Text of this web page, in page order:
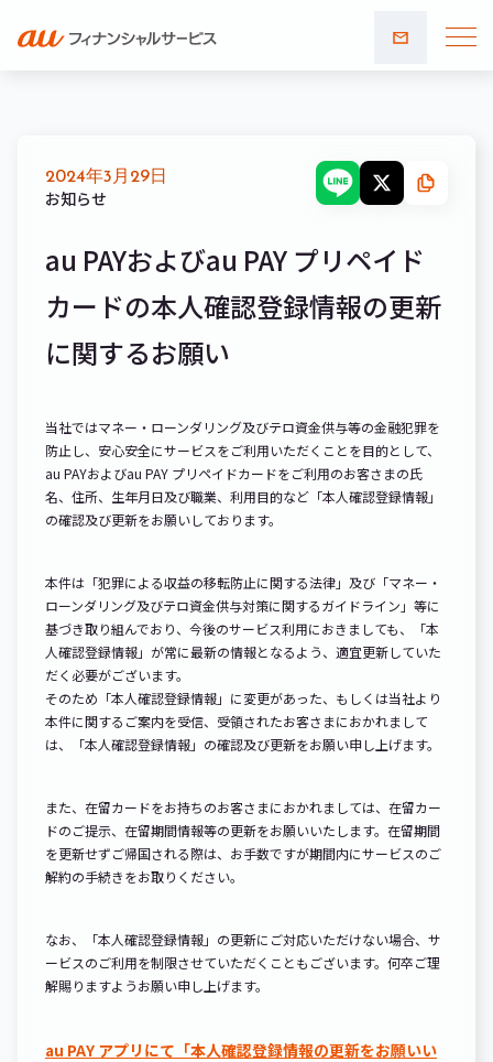
合わせ
2024年3月29日
お知らせ
au PAYおよびau PAY プリペイド
カードの本人確認登録情報の更新
に関するお願い
当社ではマネー・ローンダリング及びテロ資金供与等の金融犯罪を
防止し、安心安全にサービスをご利用いただくことを目的として、
au PAYおよびau PAY プリペイドカードをご利用のお客さまの氏
名、住所、生年月日及び職業、利用目的など「本人確認登録情報」
の確認及び更新をお願いしております。
本件は「犯罪による収益の移転防止に関する法律」及び「マネー・
ローンダリング及びテロ資金供与対策に関するガイドライン」等に
基づき取り組んでおり、今後のサービス利用におきましても、「本
人確認登録情報」が常に最新の情報となるよう、適宜更新していた
だく必要がございます。
そのため「本人確認登録情報」に変更があった、もしくは当社より
本件に関するご案内を受信、受領されたお客さまにおかれまして
は、「本人確認登録情報」の確認及び更新をお願い申し上げます。
また、在留カードをお持ちのお客さまにおかれましては、在留カー
ドのご提示、在留期間情報等の更新をお願いいたします。在留期間
を更新せずご帰国される際は、お手数ですが期間内にサービスのご
解約の手続きをお取りください。
なお、「本人確認登録情報」の更新にご対応いただけない場合、サ
ービスのご利用を制限させていただくこともございます。何卒ご理
解賜りますようお願い申し上げます。
au PAY アプリにて「本人確認登録情報の更新をお願いい